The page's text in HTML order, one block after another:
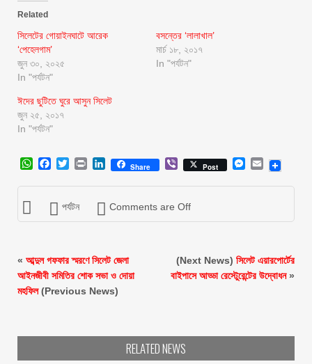
Related
সিলেটের গোয়াইনঘাটে আরেক
‘পেহেলগাম’
জুন ৩০, ২০২৫
In "পর্যটন"
বসন্তের ‘লালাখাল’
মার্চ ১৮, ২০১৭
In "পর্যটন"
ঈদের ছুটিতে ঘুরে আসুন সিলেট
জুন ২৫, ২০১৭
In "পর্যটন"
WhatsApp
Facebook
Twitter
Print LinkedIn
Share ViberPost Messenger
Email
পর্যটন Comments are Off
« আব্দুল গফফার স্মরণে সিলেট জেলা
আইনজীবী সমিতির শোক সভা ও দোয়া
মহফিল(Previous News)
(Next News) সিলেট এয়ারপোর্টের
বাইপাসে আড্ডা রেস্টেুরেন্টের উদ্বোধন»
RELATED NEWS